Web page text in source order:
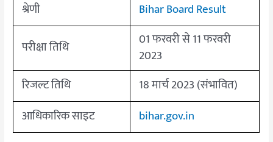
श्रेणी
Bihar Board Result
परीक्षा तिथि
01 फरवरी से 11 फरवरी
2023
रिजल्ट तिथि
18 मार्च 2023 (संभावित)
आधिकारिक साइट
bihar.gov.in